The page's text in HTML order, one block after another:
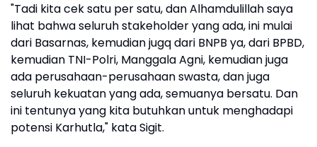
"Tadi kita cek satu per satu, dan Alhamdulillah saya
lihat bahwa seluruh stakeholder yang ada, ini mulai
dari Basarnas, kemudian jugq dari BNPB ya, dari BPBD,
kemudian TNI-Polri, Manggala Agni, kemudian juga
ada perusahaan-perusahaan swasta, dan juga
seluruh kekuatan yang ada, semuanya bersatu. Dan
ini tentunya yang kita butuhkan untuk menghadapi
potensi Karhutla," kata Sigit.